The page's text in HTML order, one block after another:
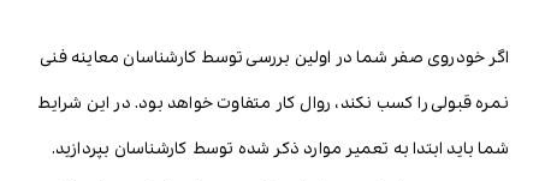
اگر خودروی صفر شما در اولین بررسی توسط کارشناسان معاینه فنی
نمره قبولی را کسب نکند، روال کار متفاوت خواهد بود. در این شرایط
شما باید ابتدا به تعمیر موارد ذکر شده توسط کارشناسان بپردازید.